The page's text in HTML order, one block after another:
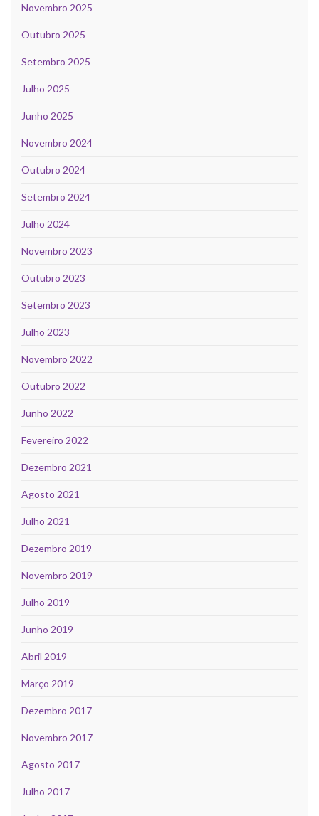
Novembro 2025
Outubro 2025
Setembro 2025
Julho 2025
Junho 2025
Novembro 2024
Outubro 2024
Setembro 2024
Julho 2024
Novembro 2023
Outubro 2023
Setembro 2023
Julho 2023
Novembro 2022
Outubro 2022
Junho 2022
Fevereiro 2022
Dezembro 2021
Agosto 2021
Julho 2021
Dezembro 2019
Novembro 2019
Julho 2019
Junho 2019
Abril 2019
Março 2019
Dezembro 2017
Novembro 2017
Agosto 2017
Julho 2017